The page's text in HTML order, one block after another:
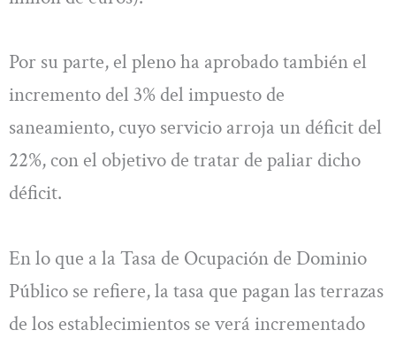
Por su parte, el pleno ha aprobado también el
incremento del 3% del impuesto de
saneamiento, cuyo servicio arroja un déficit del
22%, con el objetivo de tratar de paliar dicho
déficit.
En lo que a la Tasa de Ocupación de Dominio
Público se refiere, la tasa que pagan las terrazas
de los establecimientos se verá incrementado